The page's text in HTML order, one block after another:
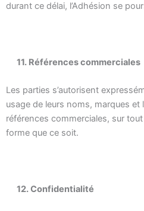
durant ce délai, l’Adhésion se
11. Références commerciales
Les parties s’autorisent
usage de leurs noms, marques
références commerciales, sur
forme que ce soit.
12. Confidentialité